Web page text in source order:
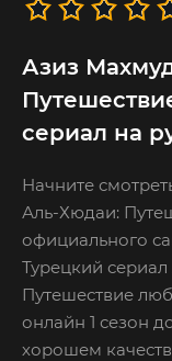
Азиз
сериал на
Начните
Аль-Хюдаи:
официального
Турецкий
Путешествие
онлайн 1 сезон
хорошем